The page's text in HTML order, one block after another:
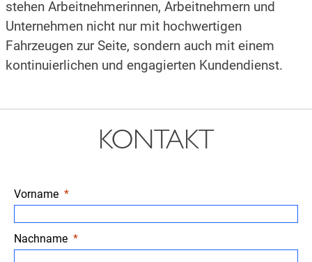
stehen Arbeitnehmerinnen, Arbeitnehmern und
Unternehmen nicht nur mit hochwertigen
Fahrzeugen zur Seite, sondern auch mit einem
kontinuierlichen und engagierten Kundendienst.
KONTAKT
Vorname
Nachname